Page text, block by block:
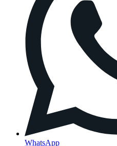
WhatsApp